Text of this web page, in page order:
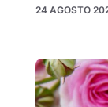
24 AGOSTO